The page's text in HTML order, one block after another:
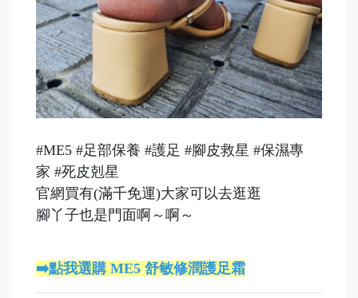
#ME5 #足部保養 #護足 #腳皮救星 #保濕專
家 #死皮剋星
官網買有(滿千免運)大家可以去逛逛
腳丫子也是門面啊～啊～
➡️點我選購 ME5 舒敏修潤護足霜